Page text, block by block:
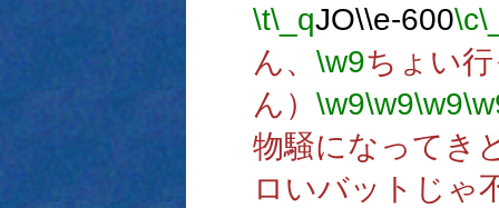
\t\_qJO\\e-600\c
ん、 \w9ちょい
ん） \w9\w9\w9
物騒になってき
ロいバットじゃ